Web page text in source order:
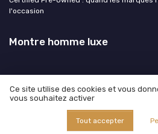
l'occasion
Montre homme luxe
Mentions légales
© Montre homme
Ce site utilise des cookies et vous
vous souhaitez activer
Tout accepter